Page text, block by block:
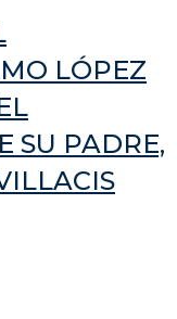
LÓPEZ
SU PADRE,